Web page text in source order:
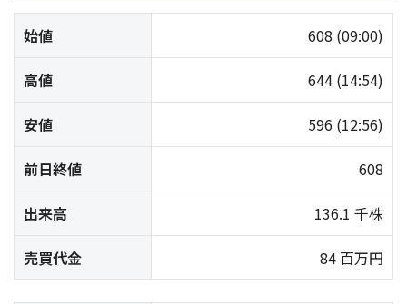
始値 608 (09:00)
高値 644 (14:54)
安値 596 (12:56)
前日終値 608
出来高 136.1 千株
売買代金 84 百万円